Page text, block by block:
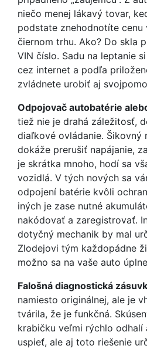
niečo menej lákavý tovar,
podstate znehodnotíte cenu
čiernom trhu. Ako? Do skla
VIN číslo. Sadu na leptanie
cez internet a podľa
zvládnete urobiť aj
Odpojovač autobatérie
tiež nie je drahá záležitosť,
diaľkové ovládanie. Šikovný
dokáže prerušiť napájanie,
je skrátka mnoho, hodí sa
vozidlá. V tých nových sa
odpojení batérie kvôli
iných je zase nutné
nakódovať a zaregistrovať.
dotyčný mechanik by mal
Zlodejovi tým každopádne
možno sa na vaše auto
Falošná diagnostická
namiesto originálnej, ale je
tvárila, že je funkčná.
krabičku veľmi rýchlo odhalí
uspieť, ale aj toto riešenie